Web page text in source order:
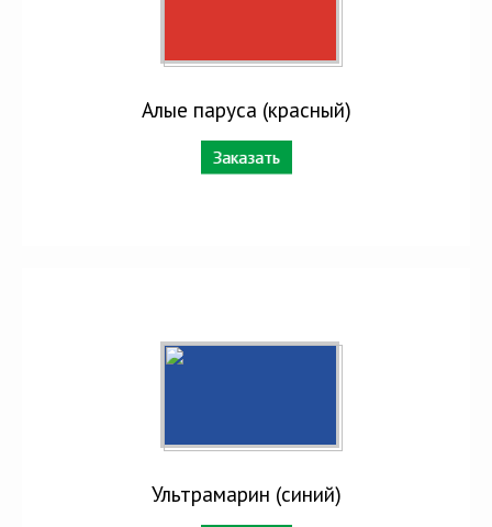
Алые паруса (красный)
Заказать
Ультрамарин (синий)